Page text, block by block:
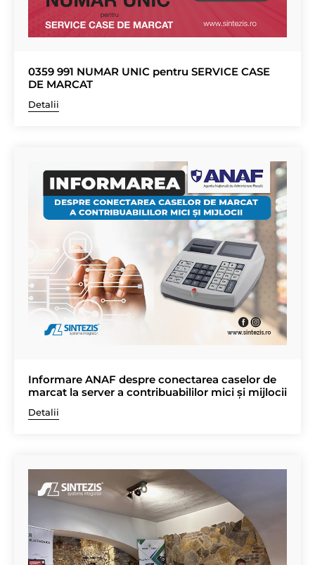
0359 991 NUMAR UNIC pentru SERVICE CASE
DE MARCAT
Detalii
Informare ANAF despre conectarea caselor de
marcat la server a contribuabililor mici și mijlocii
Detalii